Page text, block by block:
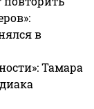
в
Тамара